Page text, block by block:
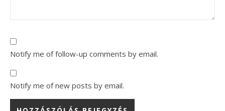
Notify me of follow-up comments by email.
Notify me of new posts by email.